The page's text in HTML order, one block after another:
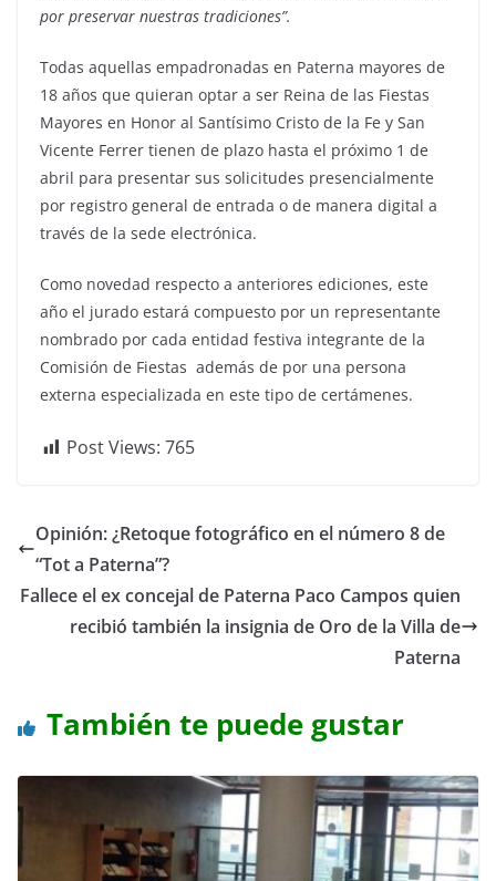
por preservar nuestras tradiciones”.
Todas aquellas empadronadas en Paterna mayores de
18 años que quieran optar a ser Reina de las Fiestas
Mayores en Honor al Santísimo Cristo de la Fe y San
Vicente Ferrer tienen de plazo hasta el próximo 1 de
abril para presentar sus solicitudes presencialmente
por registro general de entrada o de manera digital a
través de la sede electrónica.
Como novedad respecto a anteriores ediciones, este
año el jurado estará compuesto por un representante
nombrado por cada entidad festiva integrante de la
Comisión de Fiestas además de por una persona
externa especializada en este tipo de certámenes.
Post Views: 765
Opinión: ¿Retoque fotográfico en el número 8 de
“Tot a Paterna”?
Fallece el ex concejal de Paterna Paco Campos quien
recibió también la insignia de Oro de la Villa de
Paterna
También te puede gustar